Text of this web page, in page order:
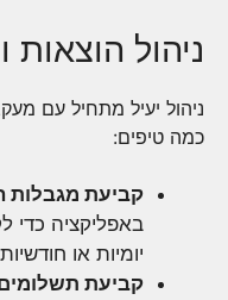
ניהול הוצאות
ניהול יעיל מתחיל עם
כמה טיפים:
קביעת מגבלות
באפליקציה כדי
יומיות או
קביעת